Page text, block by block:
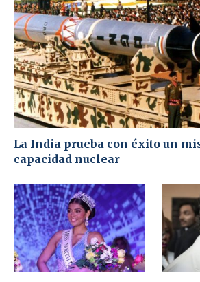
La India prueba con éxito un
capacidad nuclear